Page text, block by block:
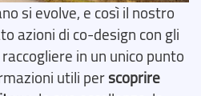
si evolve, e così il nostro
azioni di co-design con gli
in un unico punto
utili perscoprire